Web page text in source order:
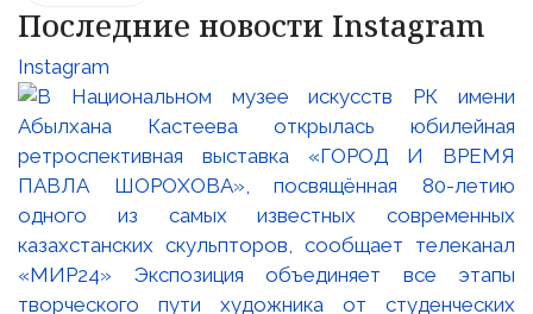
Последние новости Instagram
Instagram